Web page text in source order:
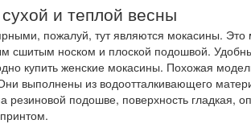
и теплой весны
пожалуй, тут являются мокасины. Это
сшитым носком и плоской подошвой.
купить женские мокасины. Похожая
выполнены из водоотталкивающего
резиновой подошве, поверхность гладкая,